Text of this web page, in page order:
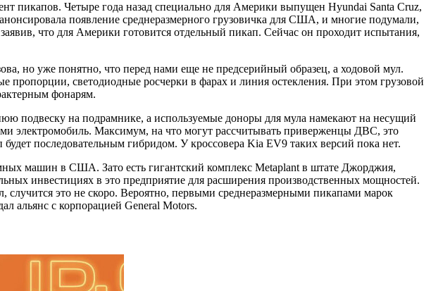
пикапов. Четыре года назад специально для Америки выпущен Hyundai Santa Cruz,
появление среднеразмерного грузовичка для США, и многие подумали,
что для Америки готовится отдельный пикап. Сейчас он проходит испытания,
но уже понятно, что перед нами еще не предсерийный образец, а ходовой мул.
пропорции, светодиодные росчерки в фарах и линия остекления. При этом грузовой
фонарям.
подвеску на подрамнике, а используемые доноры для мула намекают на несущий
электромобиль. Максимум, на что могут рассчитывать приверженцы ДВС, это
последовательным гибридом. У кроссовера Kia EV9 таких версий пока нет.
машин в США. Зато есть гигантский комплекс Metaplant в штате Джорджия,
инвестициях в это предприятие для расширения производственных мощностей.
это не скоро. Вероятно, первыми среднеразмерными пикапами марок
альянс с корпорацией General Motors.